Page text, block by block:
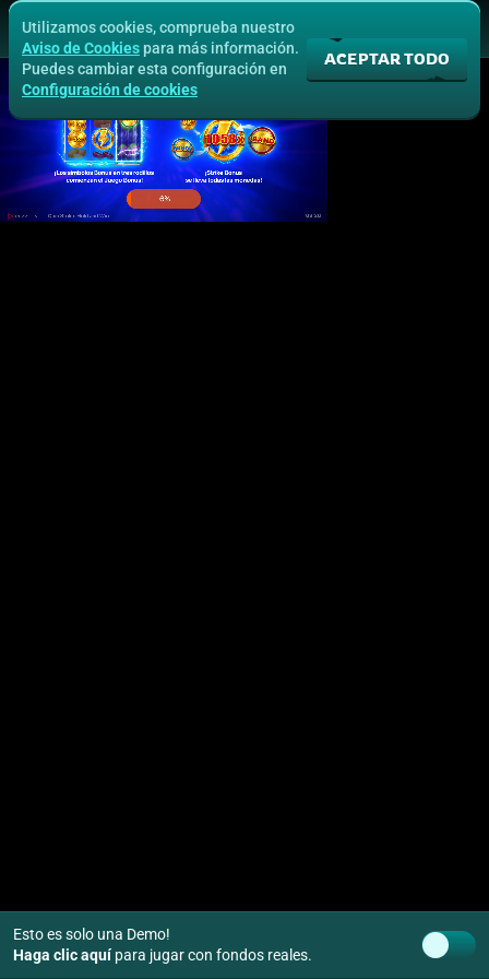
Esto es solo una Demo!
Haga clic aquípara jugar con fondos reales.
Utilizamos cookies, comprueba nuestro
Aviso de Cookies para más información.
Puedes cambiar esta configuración en
Configuración de cookies
ACEPTAR TODO